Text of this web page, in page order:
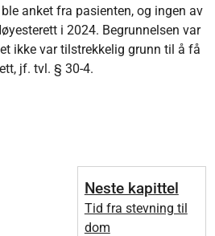
anket fra pasienten, og ingen av
i 2024. Begrunnelsen var
ikke var tilstrekkelig grunn til å få
jf. tvl. § 30-4.
Neste kapittel
Tid fra stevning til
dom